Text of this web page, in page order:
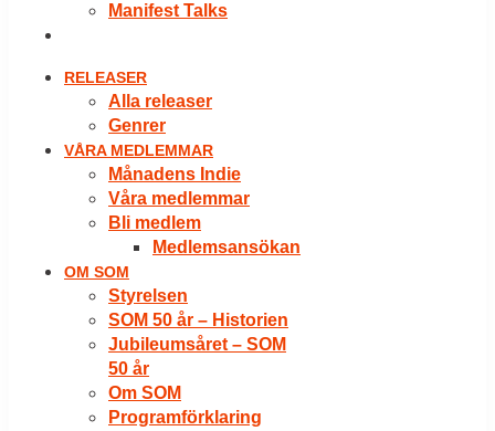
Manifest Talks
RELEASER
Alla releaser
Genrer
VÅRA MEDLEMMAR
Månadens Indie
Våra medlemmar
Bli medlem
Medlemsansökan
OM SOM
Styrelsen
SOM 50 år – Historien
Jubileumsåret – SOM
50 år
Om SOM
Programförklaring